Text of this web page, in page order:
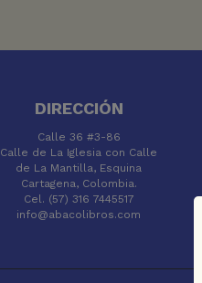
DIRECCIÓN
Calle 36 #3-86
Calle de La Iglesia con Calle
de La Mantilla, Esquina
Cartagena, Colombia.
Cel. (57) 316 7445517
info@abacolibros.com